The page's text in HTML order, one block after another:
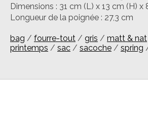
Dimensions : 31 cm (L) x 13 cm (H) x
Longueur de la poignée : 27,3 cm
bag / fourre-tout / gris / matt & nat
printemps / sac / sacoche / spring